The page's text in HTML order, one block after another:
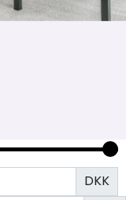
DKK